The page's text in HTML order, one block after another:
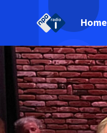
Home